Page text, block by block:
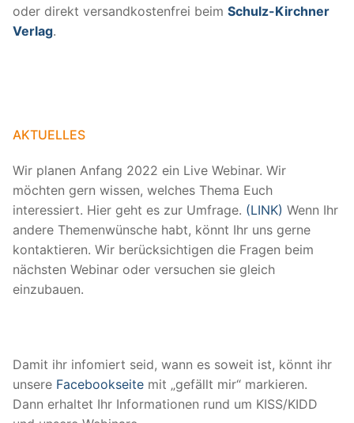
oder direkt versandkostenfrei beim Schulz-Kirchner
Verlag.
AKTUELLES
Wir planen Anfang 2022 ein Live Webinar. Wir
möchten gern wissen, welches Thema Euch
interessiert. Hier geht es zur Umfrage. (LINK) Wenn Ihr
andere Themenwünsche habt, könnt Ihr uns gerne
kontaktieren. Wir berücksichtigen die Fragen beim
nächsten Webinar oder versuchen sie gleich
einzubauen.
Damit ihr infomiert seid, wann es soweit ist, könnt ihr
unsere Facebookseite mit „gefällt mir“ markieren.
Dann erhaltet Ihr Informationen rund um KISS/KIDD